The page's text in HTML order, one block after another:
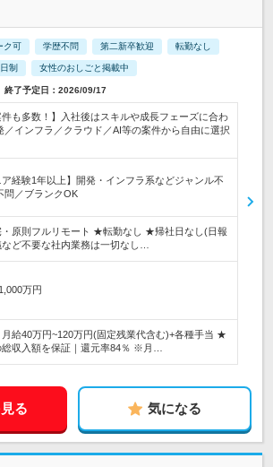
ク可 学歴不問 第二新卒歓迎 転勤なし
制 女性のおしごと掲載中
了予定日：2026/09/17
件も多数！】入社後はスキルや成長フェーズに合わ
／インフラ／クラウド／AI等の案件から自由に選択
ア経験1年以上】開発・インフラ系などジャンル不
／ブランクOK
原則フルリモート ★転勤なし ★帰社日なし(日報
ど不要な社内業務は一切なし…
万円
月給40万円~120万円(固定残業代含む)+各種手当 ★
総収入額を保証｜還元率84％ ※月…
る 気になる